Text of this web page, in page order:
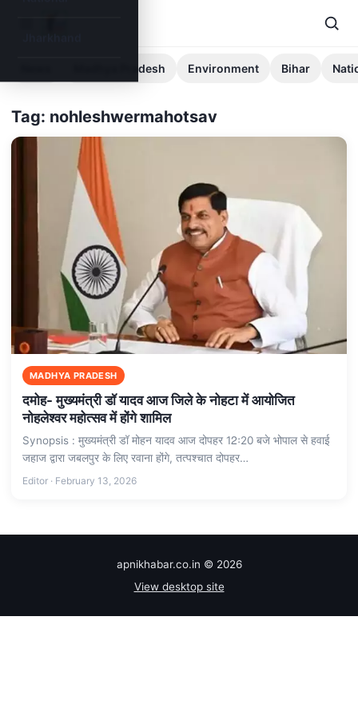
Madhya Pradesh Environment Bihar
Tag: nohleshwermahotsav
MADHYA PRADESH
दमोह- मुख्यमंत्री डॉ यादव आज जिले के नोहटा में आयोजित
नोहलेश्वर महोत्सव में होंगे शामिल
Synopsis : मुख्यमंत्री डॉ मोहन यादव आज दोपहर 12ः20 बजे भोपाल से हवाई
जहाज द्वारा जबलपुर के लिए रवाना होंगे, तत्पश्चात दोपहर…
Editor · February 13, 2026
apnikhabar.co.in © 2026
View desktop site